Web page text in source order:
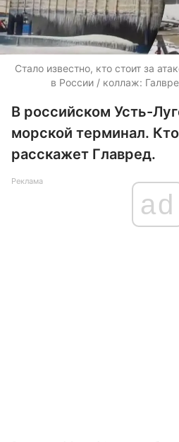
Стало известно, кто стоит за
в России / коллаж:
В российском Усть-
морской терминал.
расскажет Главред.
Реклама
ad